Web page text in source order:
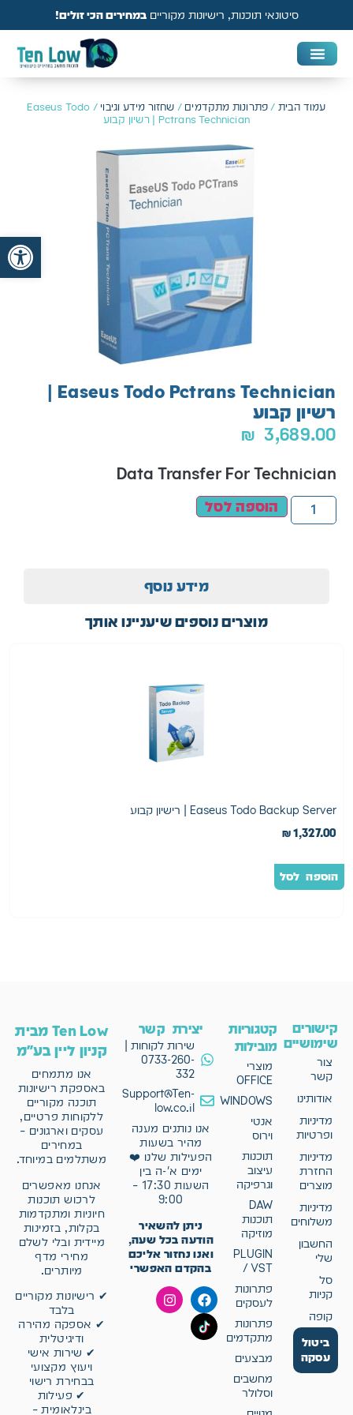
סיטונאי תוכנות, רישיונות מקורייםבמחירים הכי זולים!
עמוד הבית /פתרונות מתקדמים / שחזור מידע וגיבוי
/ Easeus Todo
Pctrans Technician | רשיון קבוע
Easeus Todo Pctrans Technician |
רשיון קבוע
₪ 3,689.00
Data Transfer For Technician
הוספה לסל
מידע נוסף
מוצרים נוספים שיעניינו אותך
Easeus Todo Backup Server | רישיון קבוע
₪1,327.00
הוספה לסל
קישורים
שימושיים
צור
קשר
אודותינו
מדיניות
ופרטיות
מדיניות
החזרת
מוצרים
מדיניות
משלוחים
החשבון
שלי
סל
קניות
קופה
ביטול
עסקה
קטגוריות
מובילות
מוצרי
OFFICE
WINDOWS
אנטי
וירוס
תוכנות
עיצוב
וגרפיקה
DAW
תוכנות
מוזיקה
PLUGIN
/ VST
פתרונות
לעסקים
פתרונות
מתקדמים
מבצעים
מחשבים
וסלולר
יצירת קשר
שירות לקוחות |
0733-260-
332
Support@Ten-
low.co.il
אנו נותנים מענה
מהיר בשעות
הפעילות שלנו ❤️
ימים א'-ה בין
השעות 17:30 –
9:00
ניתן להשאיר
הודעה בכל שעה,
ואנו נחזור אליכם
בהקדם האפשרי
Ten Low מבית
קניון ליין בע"מ
אנו מתמחים
באספקת רישיונות
תוכנה מקוריים
ללקוחות פרטיים,
עסקים וארגונים –
במחירים
משתלמים במיוחד.
אנחנו מאפשרים
לרכוש תוכנות
חיוניות ומתקדמות
בקלות, בזמינות
מיידית ובלי לשלם
מחירי מדף
מיותרים.
✔ רישיונות מקוריים
בלבד
✔ אספקה מהירה
ודיגיטלית
✔ שירות אישי
ויעוץ מקצועי
בבחירת רישוי
✔ פעילות
בינלאומית –